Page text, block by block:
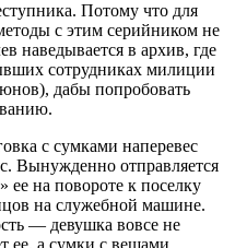
Потому что для
с этим серийником не
наведывается в архив, где
сотрудниках милиции
дабы попробовать
с сумками наперевес
Вынужденно отправляется
ее на повороте к поселку
на служебной машине.
— девушка вовсе не